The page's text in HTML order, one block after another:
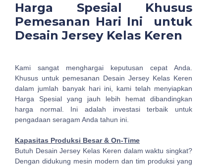
Harga Spesial Khusus
Pemesanan Hari Ini untuk
Desain Jersey Kelas Keren
Kami sangat menghargai keputusan cepat Anda.
Khusus untuk pemesanan Desain Jersey Kelas Keren
dalam jumlah banyak hari ini, kami telah menyiapkan
Harga Spesial yang jauh lebih hemat dibandingkan
harga normal. Ini adalah investasi terbaik untuk
pengadaan seragam Anda tahun ini.
Kapasitas Produksi Besar & On-Time
Butuh Desain Jersey Kelas Keren dalam waktu singkat?
Dengan didukung mesin modern dan tim produksi yang